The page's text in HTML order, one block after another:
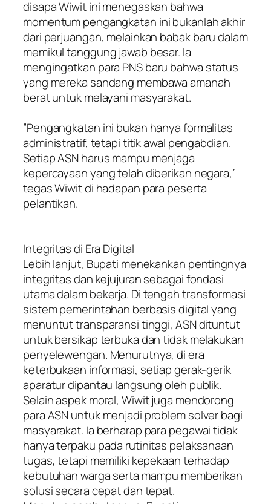
disapa Wiwit ini menegaskan bahwa
momentum pengangkatan ini bukanlah akhir
dari perjuangan, melainkan babak baru dalam
memikul tanggung jawab besar. Ia
mengingatkan para PNS baru bahwa status
yang mereka sandang membawa amanah
berat untuk melayani masyarakat.
​”Pengangkatan ini bukan hanya formalitas
administratif, tetapi titik awal pengabdian.
Setiap ASN harus mampu menjaga
kepercayaan yang telah diberikan negara,”
tegas Wiwit di hadapan para peserta
pelantikan.
​Integritas di Era Digital
​Lebih lanjut, Bupati menekankan pentingnya
integritas dan kejujuran sebagai fondasi
utama dalam bekerja. Di tengah transformasi
sistem pemerintahan berbasis digital yang
menuntut transparansi tinggi, ASN dituntut
untuk bersikap terbuka dan tidak melakukan
penyelewengan. Menurutnya, di era
keterbukaan informasi, setiap gerak-gerik
aparatur dipantau langsung oleh publik.
​Selain aspek moral, Wiwit juga mendorong
para ASN untuk menjadi problem solver bagi
masyarakat. Ia berharap para pegawai tidak
hanya terpaku pada rutinitas pelaksanaan
tugas, tetapi memiliki kepekaan terhadap
kebutuhan warga serta mampu memberikan
solusi secara cepat dan tepat.